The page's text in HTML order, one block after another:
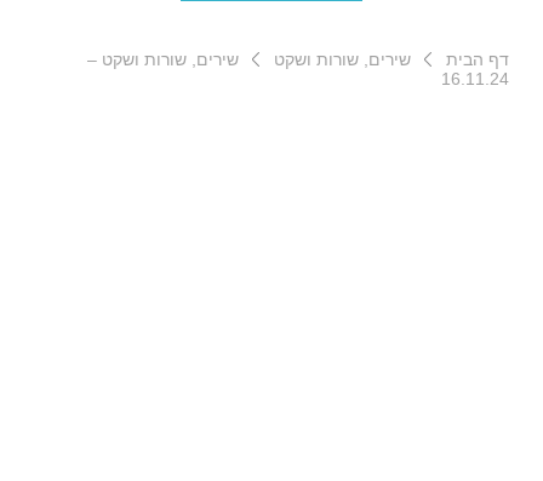
דף הבית שירים, שורות ושקט
שירים, שורות ושקט –
16.11.24